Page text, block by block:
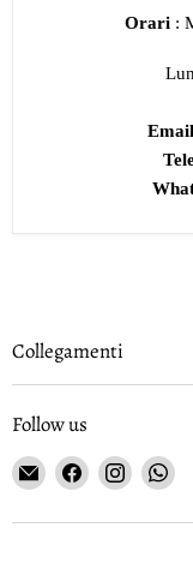
Orari :
Email
Collegamenti
Follow us
Email
Gioielleria
Curnis
Find
on
Find
on
on